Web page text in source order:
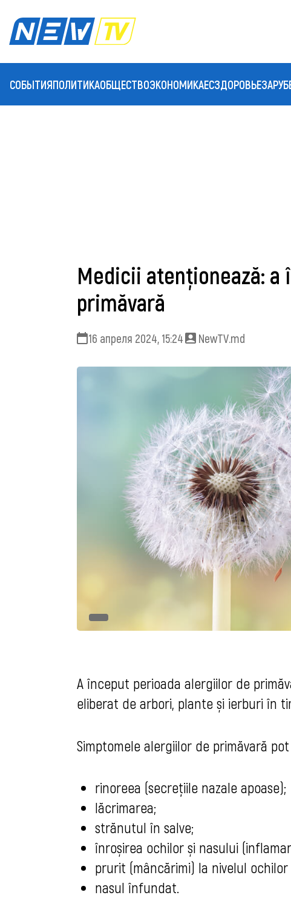
СОБЫТИЯПОЛИТИКАОБЩЕСТВОЭКОНОМИКАЕСЗДОРОВЬЕ
Medicii atenționează:
primăvară
16 апреля 2024, 15:24 NewTV.md
A început perioada alergiilor de
eliberat de arbori, plante și ierburi în
Simptomele alergiilor de primăvară
rinoreea (secrețiile nazale apoase);
lăcrimarea;
strănutul în salve;
înroșirea ochilor și nasului
prurit (mâncărimi) la nivelul ochilor
nasul înfundat.